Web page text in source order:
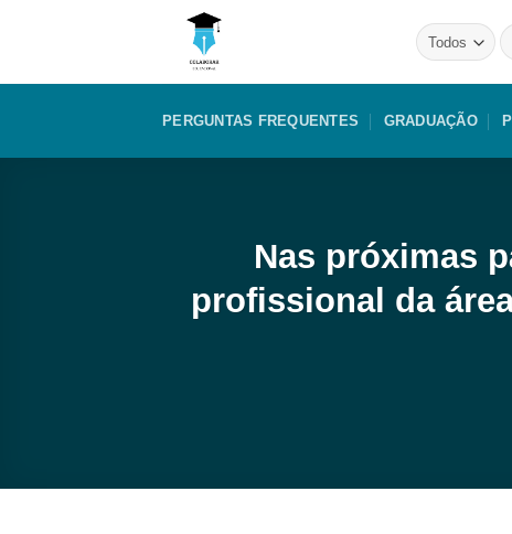
PERGUNTAS FREQUENTES GRADUAÇÃO
Nas próximas
profissional da